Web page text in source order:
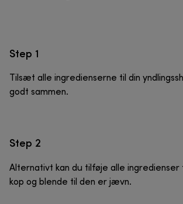
Step 1
Tilsæt alle ingredienserne til din
godt sammen.
Step 2
Alternativt kan du tilføje alle
kop og blende til den er jævn.